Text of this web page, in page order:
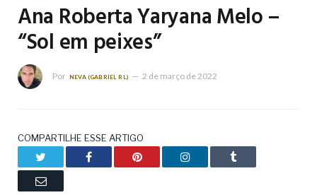
Ana Roberta Yaryana Melo –
“Sol em peixes”
Por NEVA (GABRIEL RL) 2 de março de 2022
COMPARTILHE ESSE ARTIGO
Facebook Pinterest LinkedIn Tumblr
Email